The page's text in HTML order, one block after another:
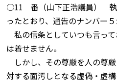
○11 番（山下正浩議員） 執
ったとおり、通告のナンバー５
私の信条としていつも言っ
は着せません。
しかし、その尊厳を人の尊
対する面汚しとなる虚偽・虚